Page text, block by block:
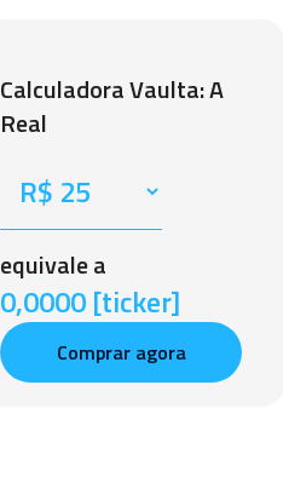
Calculadora Vaulta: A
Real
equivale a
0,0000 [ticker]
Comprar agora